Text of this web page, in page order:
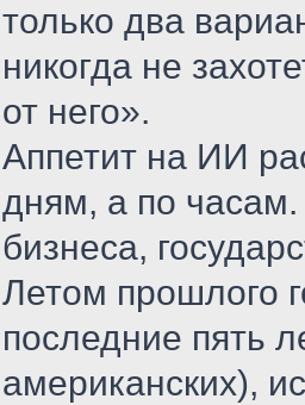
только два
никогда не
от него».
Аппетит на ИИ
дням, а по часам.
бизнеса,
Летом прошлого
последние пять
американских),